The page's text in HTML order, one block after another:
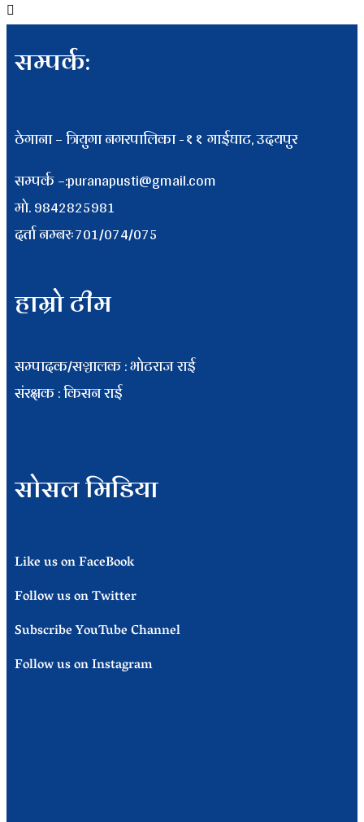
सम्पर्क:
ठेगाना – त्रियुगा नगरपालिका -११ गाईघाट, उदयपुर
सम्पर्क –:puranapusti@gmail.com
माे. 9842825981
दर्ता नम्बरः701/074/075
हाम्रो टीम
सम्पादक/सञ्चालक : भाेटराज राई
संरक्षक : किसन राई
सोसल मिडिया
Like us on FaceBook
Follow us on Twitter
Subscribe YouTube Channel
Follow us on Instagram